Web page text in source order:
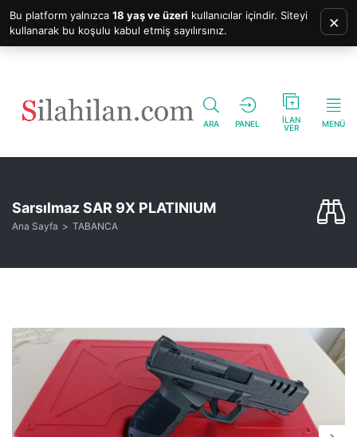
ARA PANEL
İLAN
VER
MENÜ
Sarsılmaz SAR 9X PLATINIUM
Ana Sayfa TABANCA
Bu platform yalnızca 18 yaş ve üzeri kullanıcılar içindir. Siteyi
kullanarak bu koşulu kabul etmiş sayılırsınız.
×